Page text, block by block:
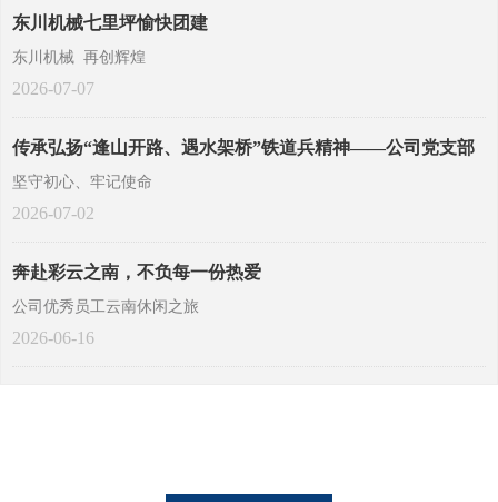
东川机械七里坪愉快团建
东川机械 再创辉煌
2026-07-07
传承弘扬“逢山开路、遇水架桥”铁道兵精神——公司党支部
开展建党105周年“七一”主题活动
坚守初心、牢记使命
2026-07-02
奔赴彩云之南，不负每一份热爱
公司优秀员工云南休闲之旅
2026-06-16